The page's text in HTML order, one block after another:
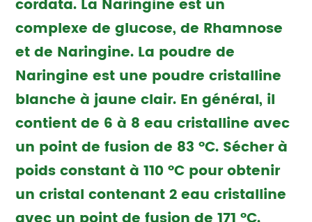
cordata. La Naringine est un
complexe de glucose, de Rhamnose
et de Naringine. La poudre de
Naringine est une poudre cristalline
blanche à jaune clair. En général, il
contient de 6 à 8 eau cristalline avec
un point de fusion de 83 °C. Sécher à
poids constant à 110 °C pour obtenir
un cristal contenant 2 eau cristalline